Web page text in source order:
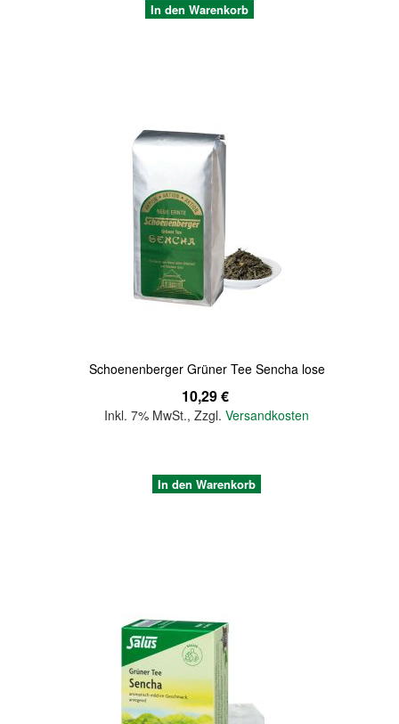
In den Warenkorb
Schoenenberger Grüner Tee Sencha lose
10,29 €
Inkl. 7% MwSt.,Zzgl.Versandkosten
In den Warenkorb